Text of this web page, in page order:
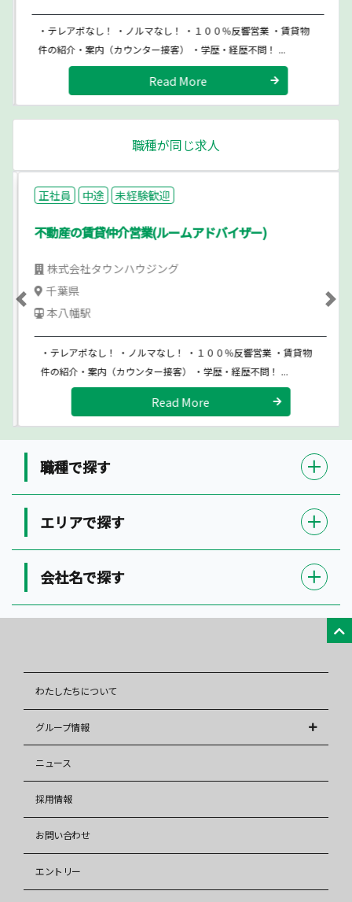
・テレアポなし！ ・ノルマなし！ ・１００％反響営業 ・賃貸物
件の紹介・案内（カウンター接客） ・学歴・経歴不問！ ...
Read More
職種が同じ求人
正社員 中途 未経験歓迎
不動産の賃貸仲介営業(ルームアドバイザー)
株式会社タウンハウジング
千葉県
本八幡駅
・テレアポなし！ ・ノルマなし！ ・１００％反響営業 ・賃貸物
件の紹介・案内（カウンター接客） ・学歴・経歴不問！ ...
Read More
Previous
職種で探す
エリアで探す
会社名で探す
わたしたちについて
グループ情報
株式会社イズミ
株式会社イズミリフォーム
株式会社タウンハウジング
株式会社タウンハウジング東海
ニュース
採用情報
お問い合わせ
エントリー